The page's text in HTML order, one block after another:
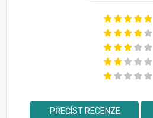
PŘEČÍST RECENZE